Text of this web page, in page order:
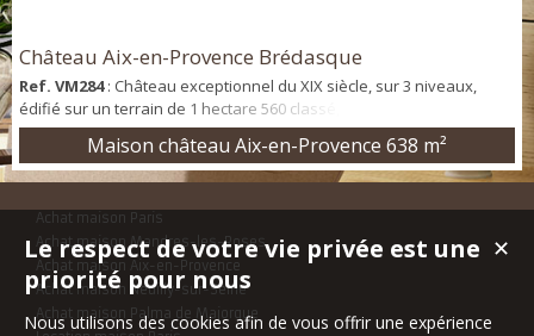
Château Aix-en-Provence Brédasque
Ref. VM284: Château exceptionnel du XIX siècle, sur 3 niveaux,
édifié sur un terrain de 1 hectare 560 classé, calme et arboré, à
30mn d'Aix en provence Ce Château d'une vingtaine de pièces sur 3
niveaux comprenant un RDC, 2 étages, 2 garages, une chapelle et
des annexes dépendantes et indépendantes au sein de 2 jardins à
tilleuls….....
Maison château Aix-en-Provence 638 m²
Achat maison Paris
Achat maison Mandres-les-Roses
Achat maison Aix-en-Provence
Achat maison Neuilly-sur-Seine
Achat maison Palma de Majorque
✕
Le respect de votre vie privée est une
priorité pour nous
Nous utilisons des cookies afin de vous offrir une expérience